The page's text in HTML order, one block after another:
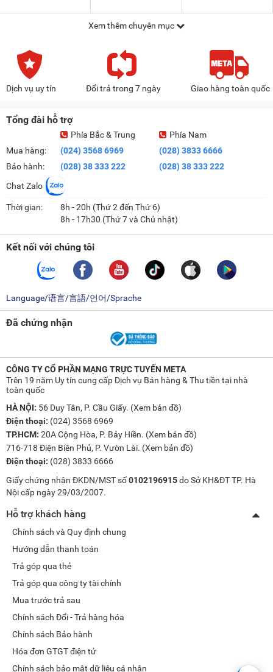
Xem thêm chuyên mục
Dịch vụ uy tín Đổi trả trong 7 ngày Giao hàng toàn quốc
Tổng đài hỗ trợ
Mua hàng:
Bảo hành:
Phía Bắc & Trung
(024) 3568 6969
(028) 38 333 222
Phía Nam
(028) 3833 6666
(028) 38 333 222
Chat Zalo
Thời gian:
8h - 20h (Thứ 2 đến Thứ 6)
8h - 17h30 (Thứ 7 và Chủ nhật)
Kết nối với chúng tôi
Language/语言/言語/언어/Sprache
Đã chứng nhận
CÔNG TY CỔ PHẦN MẠNG TRỰC TUYẾN META
Trên 19 năm Uy tín cung cấp Dịch vụ Bán hàng & Thu tiền tại nhà
toàn quốc
HÀ NỘI: 56 Duy Tân, P. Cầu Giấy. (Xem bản đồ)
Điện thoại: (024) 3568 6969
TP.HCM: 20A Cộng Hòa, P. Bảy Hiền. (Xem bản đồ)
716-718 Điện Biên Phủ, P. Vườn Lài. (Xem bản đồ)
Điện thoại: (028) 3833 6666
Giấy chứng nhận ĐKDN/MST số0102196915do Sở KH&ĐT TP. Hà
Nội cấp ngày 29/03/2007.
Hỗ trợ khách hàng
Chính sách và Quy định chung
Hướng dẫn thanh toán
Trả góp qua thẻ
Trả góp qua công ty tài chính
Mua trước trả sau
Chính sách Đổi - Trả hàng hóa
Chính sách Bảo hành
Hóa đơn GTGT điện tử
Chính sách bảo mật dữ liệu cá nhân